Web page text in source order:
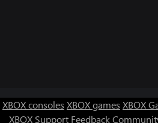
XBOX consoles XBOX games XBOX
XBOX Support Feedback